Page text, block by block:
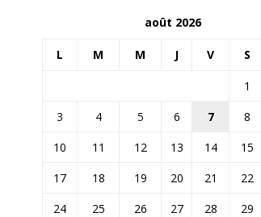
août 2026
L M M J V S
1
3
4 5 6 7 8
10
11 12 13 14 15
17
18 19 20 21 22
24
25 26 27 28 29